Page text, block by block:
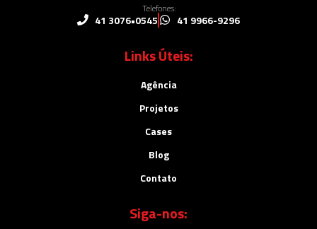
Telefones:
41 3076•0545 41 9966-9296
Links Úteis:
Agência
Projetos
Cases
Blog
Contato
Siga-nos: